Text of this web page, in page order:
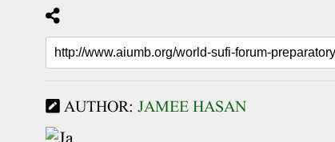
AUTHOR: JAMEE HASAN